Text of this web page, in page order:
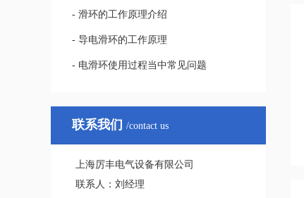
- 滑环的工作原理介绍
- 导电滑环的工作原理
- 电滑环使用过程当中常见问题
联系我们 /contact us
上海厉丰电气设备有限公司
联系人：刘经理